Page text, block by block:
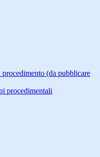
(da pubblicare
procedimentali